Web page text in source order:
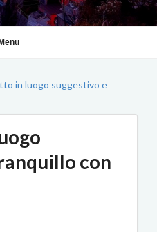
Menu
in luogo suggestivo e
con